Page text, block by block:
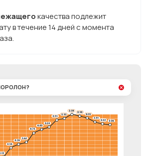
качества подлежит
в течение 14 дней с момента